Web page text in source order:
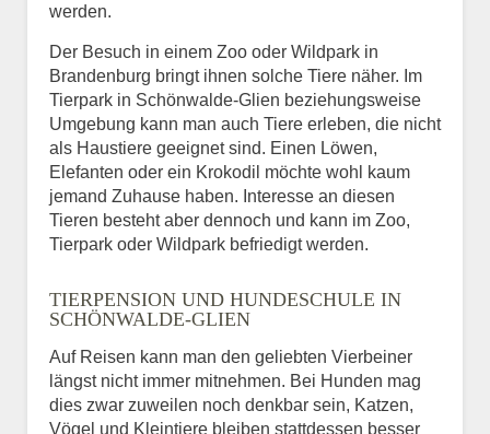
werden.
Der Besuch in einem Zoo oder Wildpark in
Brandenburg bringt ihnen solche Tiere näher. Im
Tierpark in Schönwalde-Glien beziehungsweise
Umgebung kann man auch Tiere erleben, die nicht
als Haustiere geeignet sind. Einen Löwen,
Elefanten oder ein Krokodil möchte wohl kaum
jemand Zuhause haben. Interesse an diesen
Tieren besteht aber dennoch und kann im Zoo,
Tierpark oder Wildpark befriedigt werden.
TIERPENSION UND HUNDESCHULE IN
SCHÖNWALDE-GLIEN
Auf Reisen kann man den geliebten Vierbeiner
längst nicht immer mitnehmen. Bei Hunden mag
dies zwar zuweilen noch denkbar sein, Katzen,
Vögel und Kleintiere bleiben stattdessen besser